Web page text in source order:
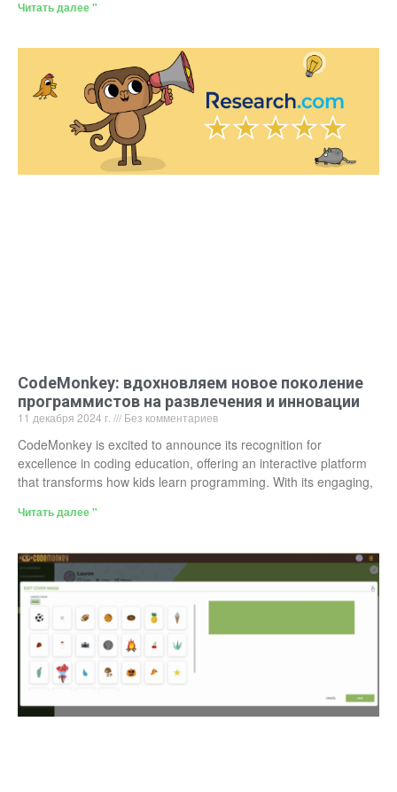
Читать далее "
CodeMonkey: вдохновляем новое поколение
программистов на развлечения и инновации
11 декабря 2024 г. Без комментариев
CodeMonkey is excited to announce its recognition for
excellence in coding education, offering an interactive platform
that transforms how kids learn programming. With its engaging,
Читать далее "